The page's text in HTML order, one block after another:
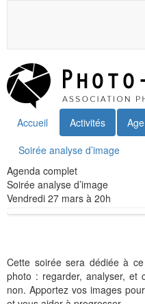
Accueil Activités
Soirée analyse d’image
Agenda complet
Soirée analyse d’image
Vendredi 27 mars à 20h
Cette soirée sera dédiée à
photo : regarder, analyser,
non. Apportez vos images